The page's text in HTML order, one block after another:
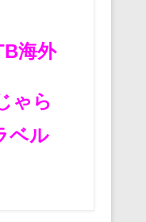
海外
ゃら
ベル